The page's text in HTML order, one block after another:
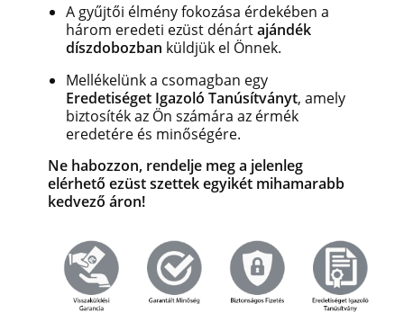
A gyűjtői élmény fokozása érdekében a
három eredeti ezüst dénártajándék
díszdobozban küldjük el Önnek.
Mellékelünk a csomagban egy
Eredetiséget Igazoló Tanúsítványt, amely
biztosíték az Ön számára az érmék
eredetére és minőségére.
Ne habozzon, rendelje meg a jelenleg
elérhető ezüst szettek egyikét mihamarabb
kedvező áron!